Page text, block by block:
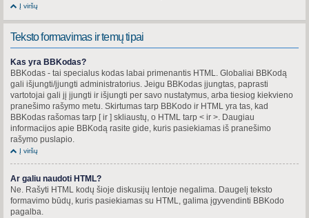
Į viršų
Teksto formavimas ir temų tipai
Kas yra BBKodas?
BBKodas - tai specialus kodas labai primenantis HTML. Globaliai BBKodą
gali išjungti/įjungti administratorius. Jeigu BBKodas įjungtas, paprasti
vartotojai gali jį įjungti ir išjungti per savo nustatymus, arba tiesiog kiekvieno
pranešimo rašymo metu. Skirtumas tarp BBKodo ir HTML yra tas, kad
BBKodas rašomas tarp [ ir ] skliaustų, o HTML tarp < ir >. Daugiau
informacijos apie BBKodą rasite gide, kuris pasiekiamas iš pranešimo
rašymo puslapio.
Į viršų
Ar galiu naudoti HTML?
Ne. Rašyti HTML kodų šioje diskusijų lentoje negalima. Daugelį teksto
formavimo būdų, kuris pasiekiamas su HTML, galima įgyvendinti BBKodo
pagalba.